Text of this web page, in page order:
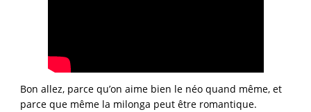
Bon allez, parce qu’on aime bien le néo quand même, et
parce que même la milonga peut être romantique.